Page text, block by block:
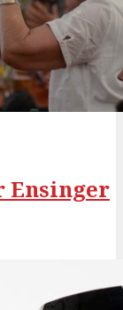
Ensinger